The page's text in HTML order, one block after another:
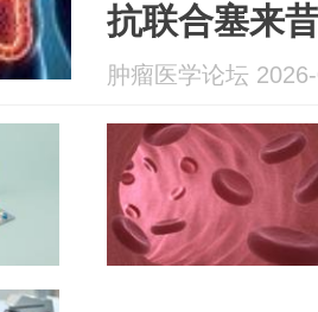
抗联合塞来
dMMR/MSI-
肿瘤医学论坛